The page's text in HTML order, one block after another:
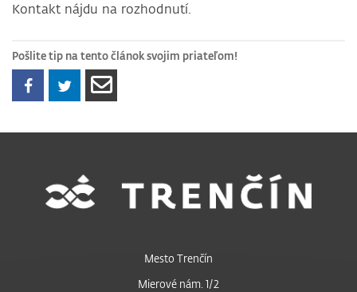
Kontakt nájdu na rozhodnutí.
Pošlite tip na tento článok svojim priateľom!
Mesto Trenčín
Mierové nám. 1/2